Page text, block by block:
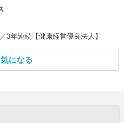
3年連続【健康経営優良法人】
気になる